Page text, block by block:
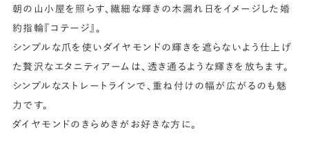
朝の山小屋を照らす、繊細な輝きの木漏れ日をイメージした婚
約指輪『コテージ』。
シンプルな爪を使いダイヤモンドの輝きを遮らないよう仕上げ
た贅沢なエタニティアームは、透き通るような輝きを放ちます。
シンプルなストレートラインで、重ね付けの幅が広がるのも魅
力です。
ダイヤモンドのきらめきがお好きな方に。